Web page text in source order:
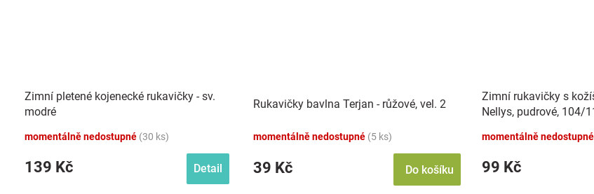
Zimní pletené kojenecké rukavičky - sv.
modré
momentálně nedostupné (30 ks)
139 Kč Detail
Rukavičky bavlna Terjan - růžové, vel. 2
momentálně nedostupné (5 ks)
39 Kč Do košíku
Zimní rukavičky s
Nellys, pudrové, 104/
momentálně nedostupné
99 Kč